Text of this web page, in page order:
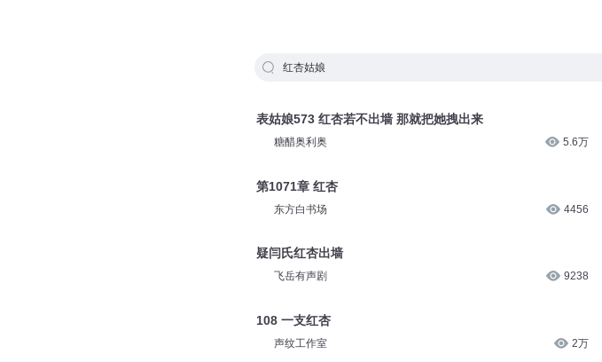
红杏姑娘
表姑娘573 红杏若不出墙 那就把她拽出来
糖醋奥利奥 5.6万
第1071章 红杏
东方白书场 4456
疑闫氏红杏出墙
飞岳有声剧 9238
108 一支红杏
声纹工作室 2万